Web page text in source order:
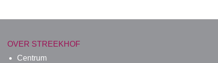
OVER STREEKHOF
Centrum